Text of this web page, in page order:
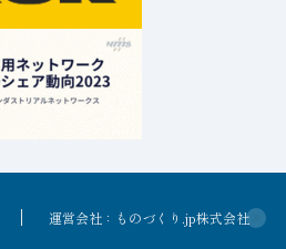
運営会社：ものづくり.jp株式会社